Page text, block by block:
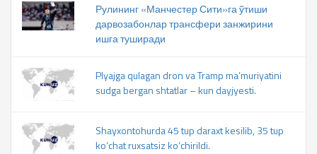
Рулининг «Манчестер Сити»га ўтиши
дарвозабонлар трансфери занжирини
ишга туширади
Plyajga qulagan dron va Tramp ma’muriyatini
sudga bergan shtatlar – kun dayjyesti.
Shayxontohurda 45 tup daraxt kesilib, 35 tup
ko‘chat ruxsatsiz ko‘chirildi.